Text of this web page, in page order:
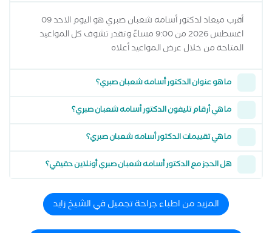
أقرب ميعاد لدكتور أسامه شعبان صبري هو اليوم الاحد 09
اغسطس 2026 من 9:00 مساءً وتقدر تشوف كل المواعيد
المتاحة من خلال عرض المواعيد أعلاه
ما هو عنوان الدكتور أسامه شعبان صبري؟
ما هي أرقام تليفون الدكتور أسامه شعبان صبري؟
ما هي تقييمات الدكتور أسامه شعبان صبري؟
هل الحجز مع الدكتور أسامه شعبان صبري أونلاين حقيقي؟
المزيد من اطباء جراحة تجميل في الشيخ زايد